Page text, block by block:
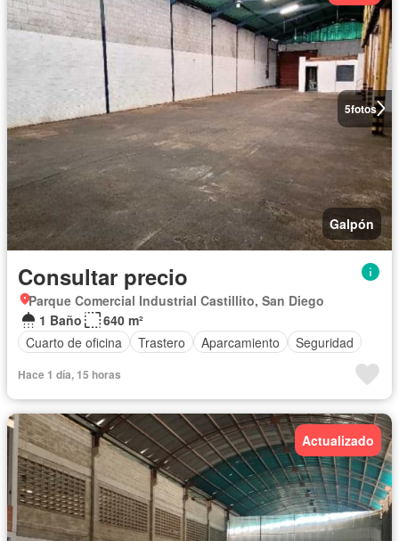
5fotos
Galpón
Consultar precio
Parque Comercial Industrial Castillito, San Diego
1 Baño
640 m²
Cuarto de oficina
Trastero Aparcamiento Seguridad
Hace 1 día, 15 horas
Actualizado